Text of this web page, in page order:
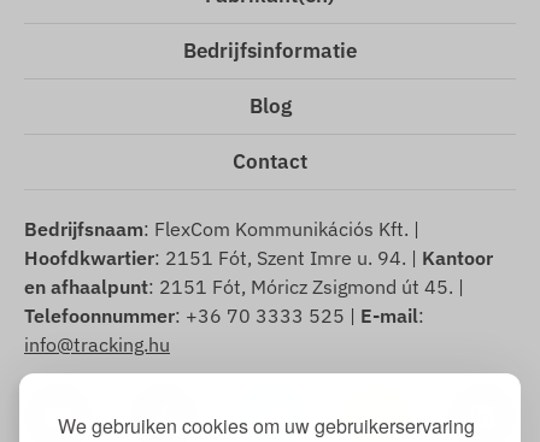
We gebruiken cookies om uw gebruikerservaring
Bedrijfsinformatie
Blog
Contact
Bedrijfsnaam: FlexCom Kommunikációs Kft. |
Hoofdkwartier: 2151 Fót, Szent Imre u. 94. | Kantoor
en afhaalpunt: 2151 Fót, Móricz Zsigmond út 45. |
Telefoonnummer: +36 70 3333 525 | E-mail:
info@tracking.hu